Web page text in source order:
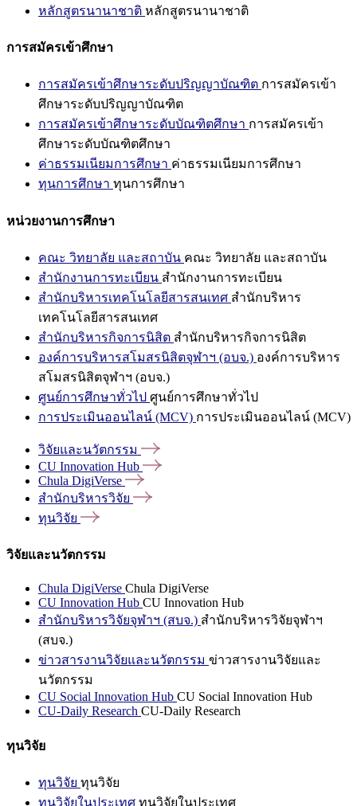
หลักสูตรนานาชาติ หลักสูตรนานาชาติ
การสมัครเข้าศึกษา
การสมัครเข้าศึกษาระดับปริญญาบัณฑิต การสมัครเข้า
ศึกษาระดับปริญญาบัณฑิต
การสมัครเข้าศึกษาระดับบัณฑิตศึกษา การสมัครเข้า
ศึกษาระดับบัณฑิตศึกษา
ค่าธรรมเนียมการศึกษา ค่าธรรมเนียมการศึกษา
ทุนการศึกษา ทุนการศึกษา
หน่วยงานการศึกษา
คณะ วิทยาลัย และสถาบัน คณะ วิทยาลัย และสถาบัน
สำนักงานการทะเบียน สำนักงานการทะเบียน
สำนักบริหารเทคโนโลยีสารสนเทศ สำนักบริหาร
เทคโนโลยีสารสนเทศ
สำนักบริหารกิจการนิสิต สำนักบริหารกิจการนิสิต
องค์การบริหารสโมสรนิสิตจุฬาฯ (อบจ.) องค์การบริหาร
สโมสรนิสิตจุฬาฯ (อบจ.)
ศูนย์การศึกษาทั่วไป ศูนย์การศึกษาทั่วไป
การประเมินออนไลน์ (MCV) การประเมินออนไลน์ (MCV)
วิจัยและนวัตกรรม
CU Innovation Hub
Chula DigiVerse
สำนักบริหารวิจัย
ทุนวิจัย
วิจัยและนวัตกรรม
Chula DigiVerse Chula DigiVerse
CU Innovation Hub CU Innovation Hub
สำนักบริหารวิจัยจุฬาฯ (สบจ.) สำนักบริหารวิจัยจุฬาฯ
(สบจ.)
ข่าวสารงานวิจัยและนวัตกรรม ข่าวสารงานวิจัยและ
นวัตกรรม
CU Social Innovation Hub CU Social Innovation Hub
CU-Daily Research CU-Daily Research
ทุนวิจัย
ทุนวิจัย ทุนวิจัย
ทุนวิจัยในประเทศ ทุนวิจัยในประเทศ